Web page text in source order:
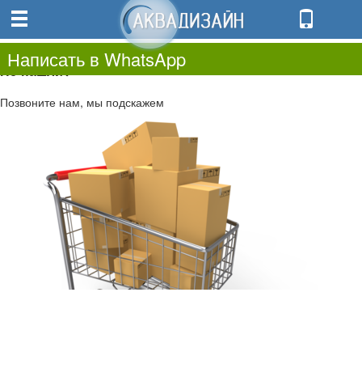
0.00
0
Не нашли?
Позвоните нам, мы подскажем
Написать в WhatsApp